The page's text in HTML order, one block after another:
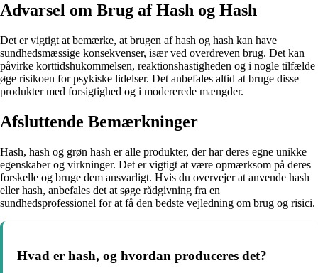
Advarsel om Brug af Hash og Hash
Det er vigtigt at bemærke, at brugen af hash og hash kan have
sundhedsmæssige konsekvenser, især ved overdreven brug. Det kan
påvirke korttidshukommelsen, reaktionshastigheden og i nogle tilfælde
øge risikoen for psykiske lidelser. Det anbefales altid at bruge disse
produkter med forsigtighed og i modererede mængder.
Afsluttende Bemærkninger
Hash, hash og grøn hash er alle produkter, der har deres egne unikke
egenskaber og virkninger. Det er vigtigt at være opmærksom på deres
forskelle og bruge dem ansvarligt. Hvis du overvejer at anvende hash
eller hash, anbefales det at søge rådgivning fra en
sundhedsprofessionel for at få den bedste vejledning om brug og risici.
Hvad er hash, og hvordan produceres det?